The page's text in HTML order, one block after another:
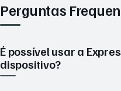
Perguntas
É possível usar a
dispositivo?